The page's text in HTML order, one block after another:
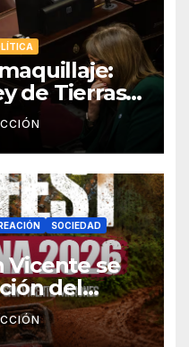
de Tierras,
tuvo que
fuego
SOCIEDAD
Vicente se
del
–